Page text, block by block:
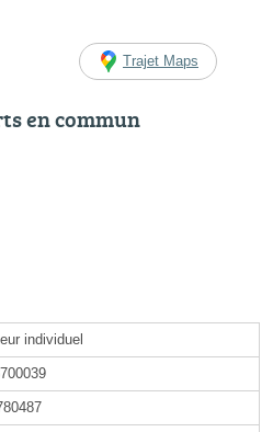
Trajet Maps
en commun
individuel